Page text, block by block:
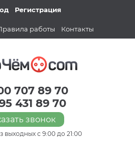
Регистрация
работы Контакты
707 89 70
431 89 70
звонок
выходных с 9:00 до 21:00